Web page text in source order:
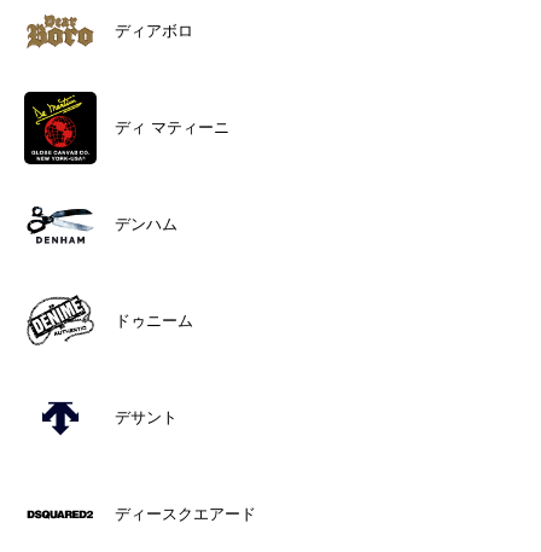
ディアボロ
ディ マティーニ
デンハム
ドゥニーム
デサント
ディースクエアード